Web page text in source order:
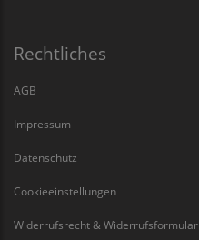
Rechtliches
AGB
Impressum
Datenschutz
Cookieeinstellungen
Widerrufsrecht & Widerrufsformular